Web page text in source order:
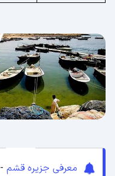
معرفی جزیره قشم